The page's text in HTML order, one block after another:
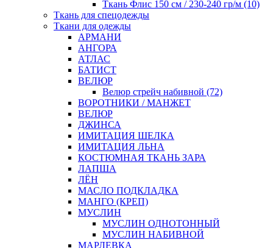
Ткань Флис 150 см / 230-240 гр/м (10)
Ткань для спецодежды
Ткани для одежды
АРМАНИ
АНГОРА
АТЛАС
БАТИСТ
ВЕЛЮР
Велюр стрейч набивной (72)
ВОРОТНИКИ / МАНЖЕТ
ВЕЛЮР
ДЖИНСА
ИМИТАЦИЯ ШЕЛКА
ИМИТАЦИЯ ЛЬНА
КОСТЮМНАЯ ТКАНЬ ЗАРА
ЛАПША
ЛЁН
МАСЛО ПОДКЛАДКА
МАНГО (КРЕП)
МУСЛИН
МУСЛИН ОДНОТОННЫЙ
МУСЛИН НАБИВНОЙ
МАРЛЕВКА